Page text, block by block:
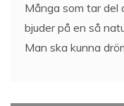
Många som tar del
bjuder på en så
Man ska kunna